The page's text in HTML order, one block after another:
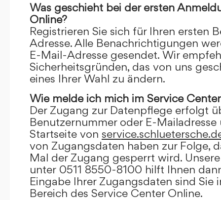
Was geschieht bei der ersten
Online?
Registrieren Sie sich für Ihren ersten
Adresse. Alle Benachrichtigungen
E-Mail-Adresse gesendet. Wir
Sicherheitsgründen, das von uns
eines Ihrer Wahl zu ändern.
Wie melde ich mich im Service
Der Zugang zur Datenpflege erfolgt
Benutzernummer oder E-
Startseite von
von Zugangsdaten haben zur Folge,
Mal der Zugang gesperrt wird.
unter 0511 8550-8100 hilft Ihnen
Eingabe Ihrer Zugangsdaten sind Sie
Bereich des Service Center Online.